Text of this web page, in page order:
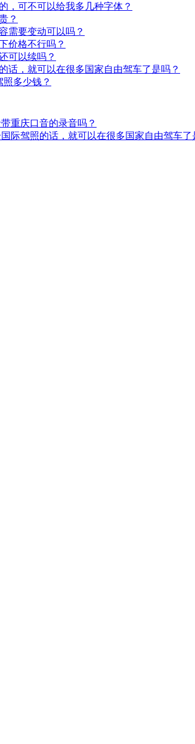
，可不可以给我多几种字体？
？
需要变动可以吗？
价格不行吗？
可以续吗？
话，就可以在很多国家自由驾车了是吗？
多少钱？
重庆口音的录音吗？
际驾照的话，就可以在很多国家自由驾车了